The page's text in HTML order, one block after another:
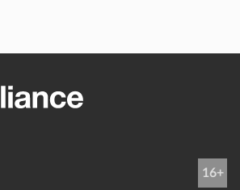
16+